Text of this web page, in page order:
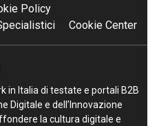
Policy
Cookie Center
in Italia di testate e portali B2B
Digitale e dell’Innovazione
la cultura digitale e